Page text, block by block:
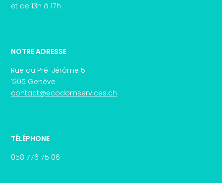
et de 13h à 17h
NOTRE ADRESSE
Rue du Pré-Jérôme 5
1205 Genève
contact@ecodomservices.ch
TÉLÉPHONE
058 776 75 06